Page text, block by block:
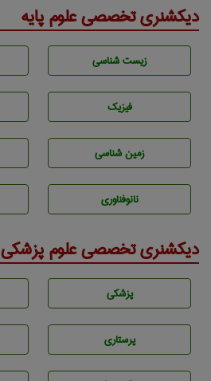
دیکشنری تخصصی علوم پایه
زيست شناسی
فیزیک
زمين شناسی
نانوفناوری
دیکشنری تخصصی علوم پزشکی
پزشكی
پرستاری